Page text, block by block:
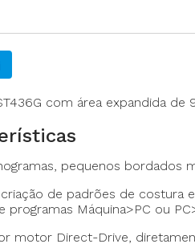
com área expandida de
pequenos bordados
de padrões de costura
programas Máquina>PC ou
motor Direct-Drive,